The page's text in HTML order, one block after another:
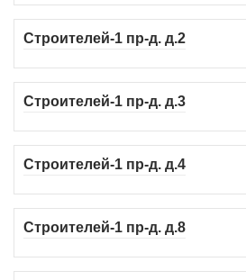
Строителей-1 пр-д. д.2
Строителей-1 пр-д. д.3
Строителей-1 пр-д. д.4
Строителей-1 пр-д. д.8